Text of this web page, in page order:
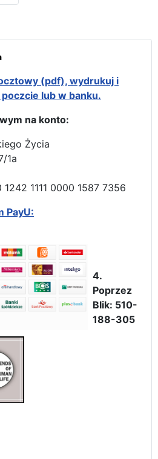
(pdf), wydrukuj i
lub w banku.
na konto:
Życia
1a
1111 0000 1587 7356
PayU:
4.
Poprzez
Blik: 510-
188-305